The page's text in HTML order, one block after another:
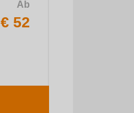
Ab
€ 52